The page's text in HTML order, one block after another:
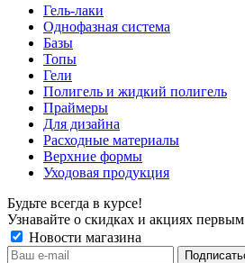
Гель-лаки
Однофазная система
Базы
Топы
Гели
Полигель и жидкий полигель
Праймеры
Для дизайна
Расходные материалы
Верхние формы
Уходовая продукция
Будьте всегда в курсе!
Узнавайте о скидках и акциях первым
Новости магазина